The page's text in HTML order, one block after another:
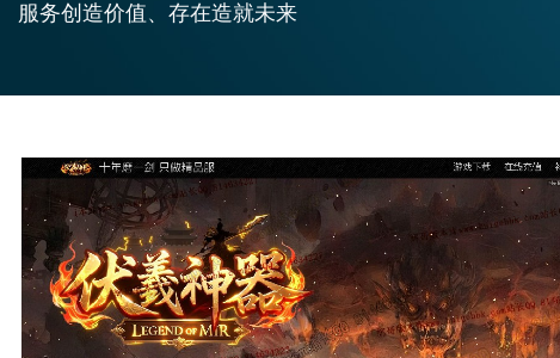
服务创造价值、存在造就未来